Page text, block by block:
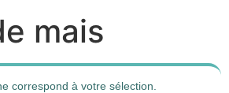
mais
correspond à votre sélection.